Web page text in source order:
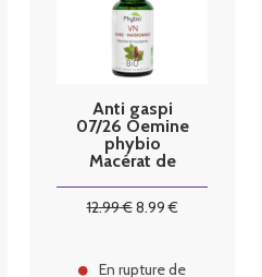
Anti gaspi
07/26 Oemine
phybio
Macérat de
12.99€8.99€
En rupture de